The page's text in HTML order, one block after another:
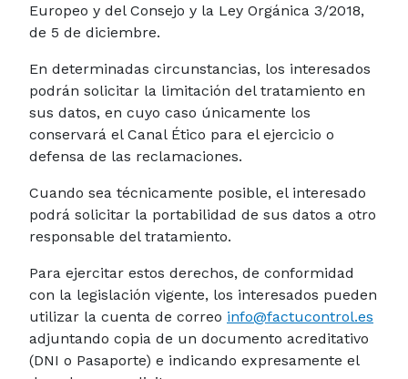
Europeo y del Consejo y la Ley Orgánica 3/2018,
de 5 de diciembre.
En determinadas circunstancias, los interesados
podrán solicitar la limitación del tratamiento en
sus datos, en cuyo caso únicamente los
conservará el Canal Ético para el ejercicio o
defensa de las reclamaciones.
Cuando sea técnicamente posible, el interesado
podrá solicitar la portabilidad de sus datos a otro
responsable del tratamiento.
Para ejercitar estos derechos, de conformidad
con la legislación vigente, los interesados pueden
utilizar la cuenta de correo info@factucontrol.es
adjuntando copia de un documento acreditativo
(DNI o Pasaporte) e indicando expresamente el